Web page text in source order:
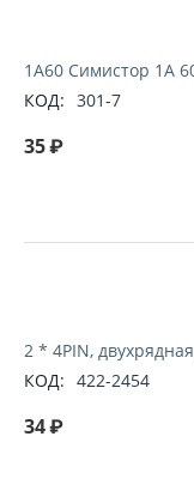
1A60 Симистор 1A
КОД: 301-7
35₽
2 * 4PIN,
КОД: 422-2454
34₽